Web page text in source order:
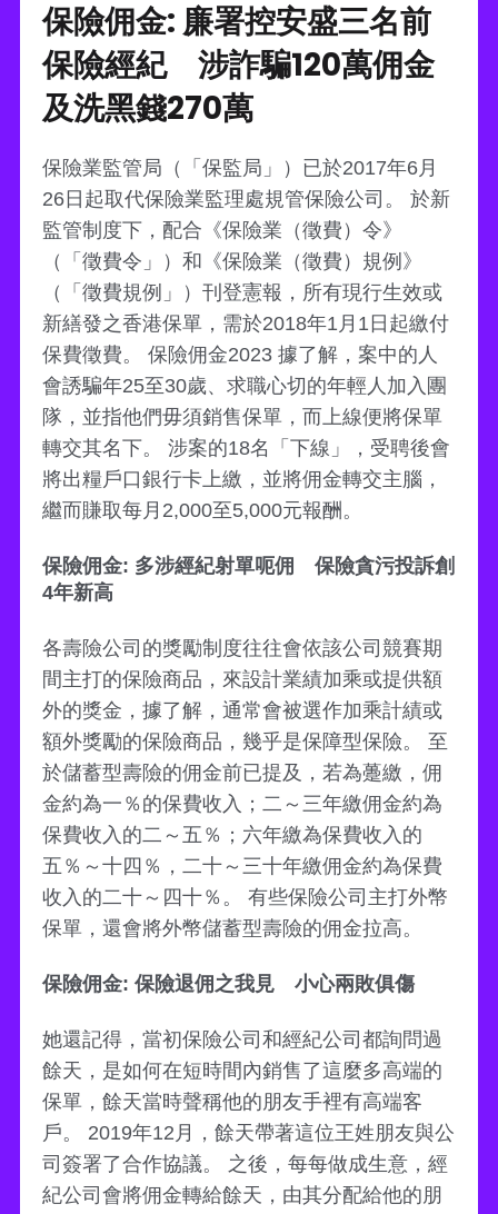
保險佣金: 廉署控安盛三名前
保險經紀 涉詐騙120萬佣金
及洗黑錢270萬
保險業監管局（「保監局」）已於2017年6月
26日起取代保險業監理處規管保險公司。 於新
監管制度下，配合《保險業（徵費）令》
（「徵費令」）和《保險業（徵費）規例》
（「徵費規例」）刊登憲報，所有現行生效或
新繕發之香港保單，需於2018年1月1日起繳付
保費徵費。 保險佣金2023 據了解，案中的人
會誘騙年25至30歲、求職心切的年輕人加入團
隊，並指他們毋須銷售保單，而上線便將保單
轉交其名下。 涉案的18名「下線」，受聘後會
將出糧戶口銀行卡上繳，並將佣金轉交主腦，
繼而賺取每月2,000至5,000元報酬。
保險佣金: 多涉經紀射單呃佣 保險貪污投訴創
4年新高
各壽險公司的獎勵制度往往會依該公司競賽期
間主打的保險商品，來設計業績加乘或提供額
外的獎金，據了解，通常會被選作加乘計績或
額外獎勵的保險商品，幾乎是保障型保險。 至
於儲蓄型壽險的佣金前已提及，若為躉繳，佣
金約為一％的保費收入；二～三年繳佣金約為
保費收入的二～五％；六年繳為保費收入的
五％～十四％，二十～三十年繳佣金約為保費
收入的二十～四十％。 有些保險公司主打外幣
保單，還會將外幣儲蓄型壽險的佣金拉高。
保險佣金: 保險退佣之我見 小心兩敗俱傷
她還記得，當初保險公司和經紀公司都詢問過
餘天，是如何在短時間內銷售了這麼多高端的
保單，餘天當時聲稱他的朋友手裡有高端客
戶。 2019年12月，餘天帶著這位王姓朋友與公
司簽署了合作協議。 之後，每每做成生意，經
紀公司會將佣金轉給餘天，由其分配給他的朋